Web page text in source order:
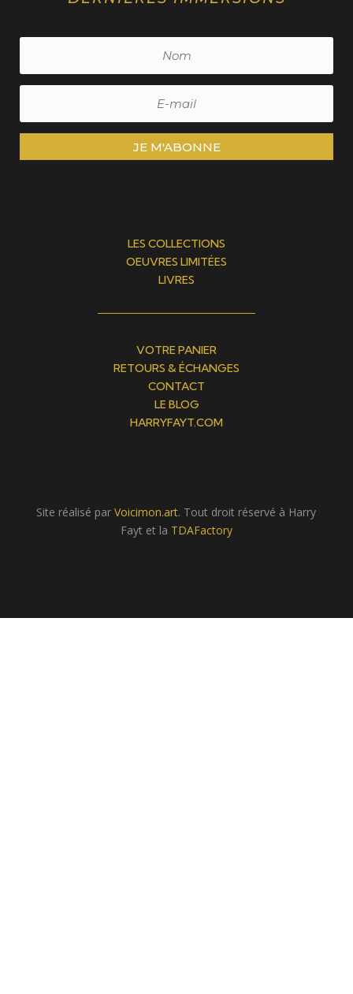
JE M'ABONNE
LES COLLECTIONS
OEUVRES LIMITÉES
LIVRES
VOTRE PANIER
RETOURS & ÉCHANGES
CONTACT
LE BLOG
HARRYFAYT.COM
Site réalisé parVoicimon.art. Tout droit réservé à Harry
Fayt et la TDAFactory